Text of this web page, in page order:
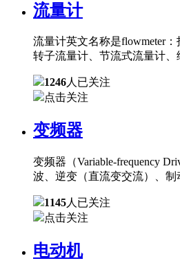
流量计
流量计英文名称是flowmeter
转子流量计、节流式流量计
1246人已关注
点击关注
变频器
变频器（Variable-frequency
波、逆变（直流变交流）、制
1145人已关注
点击关注
电动机